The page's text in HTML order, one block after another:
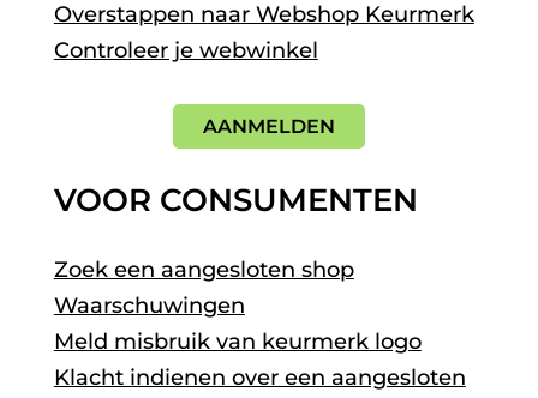
Overstappen naar Webshop Keurmerk
Controleer je webwinkel
AANMELDEN
VOOR CONSUMENTEN
Zoek een aangesloten shop
Waarschuwingen
Meld misbruik van keurmerk logo
Klacht indienen over een aangesloten